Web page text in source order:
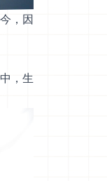
，因
，生